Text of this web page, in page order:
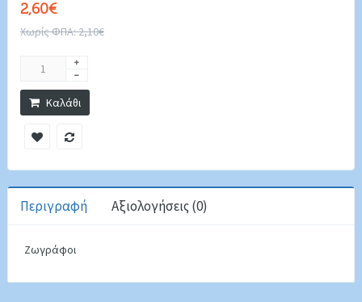
2,60€
Χωρίς ΦΠΑ: 2,10€
Καλάθι
Περιγραφή Αξιολογήσεις (0)
Ζωγράφοι